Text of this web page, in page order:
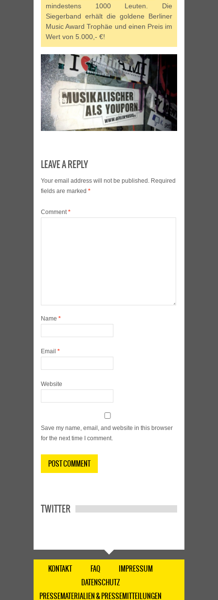
mindestens 1000 Leuten. Die
Siegerband erhält die goldene Berliner
Music Award Trophäe und einen Preis im
Wert von 5.000,- €!
LEAVE A REPLY
Your email address will not be published. Required
fields are marked *
Comment*
Name *
Email *
Website
Save my name, email, and website in this browser
for the next time I comment.
TWITTER
KONTAKT FAQ
IMPRESSUM
DATENSCHUTZ
PRESSEMATERIALIEN & PRESSEMITTEILUNGEN